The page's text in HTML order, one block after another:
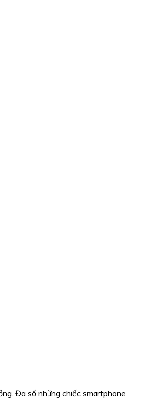
Đa số những chiếc smartphone